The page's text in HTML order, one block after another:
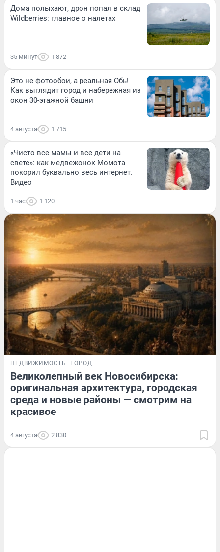
Дома полыхают, дрон попал в склад
Wildberries: главное о налетах
35 минут 1 872
Это не фотообои, а реальная Обь!
Как выглядит город и набережная из
окон 30-этажной башни
4 августа 1 715
«Чисто все мамы и все дети на
свете»: как медвежонок Момота
покорил буквально весь интернет.
Видео
1 час 1 120
НЕДВИЖИМОСТЬ ГОРОД
Великолепный век Новосибирска:
оригинальная архитектура, городская
среда и новые районы — смотрим на
красивое
4 августа 2 830